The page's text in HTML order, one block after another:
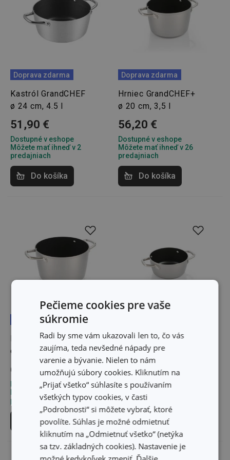
Doprava zdarma
Kastról GrandCHEF
ø 24 cm, 4.5 l
51,90 €
Dostupné v eshope
Môžete mať ihneď v 2
predajniach
Do košíka
Doprava zdarma
Hrniec GrandCHEF+
ø 20 cm, 3,5 l
56,20 €
Dostupné v eshope
Môžete mať ihneď v 26
predajniach
Do košíka
Doprava zdarma
Hrniec GrandCHEF+
ø 24 cm, 6,0 l
69,10 €
Dostupné v eshope
Môžete mať ihneď v 25
predajniach
Do košíka
Kastról GrandCHEF+
ø 18 cm, 1,8 l
41,20 €
Dostupné v eshope
Môžete mať ihneď v 27
predajniach
Do košíka
Pečieme cookies pre vaše
súkromie
Radi by sme vám ukazovali len to, čo vás
zaujíma, teda nevšedné nápady pre
varenie a bývanie. Nielen to nám
umožňujú súbory cookies. Kliknutím na
„Prijať všetko“ súhlasíte s používaním
všetkých typov cookies, v časti
„Podrobnosti“ si môžete vybrať, ktoré
povolíte. Súhlas je možné odmietnuť
kliknutím na „Odmietnuť všetko“ (netýka
sa tzv. základných cookies). Nastavenie je